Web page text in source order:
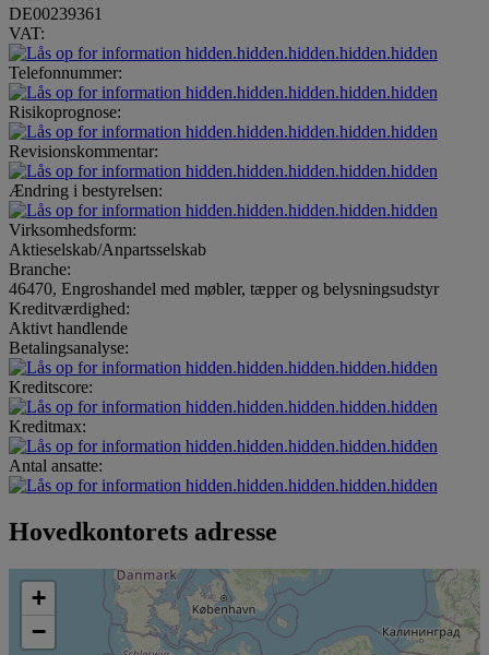
DE00239361
VAT:
hidden.hidden.hidden.hidden.hidden
Telefonnummer:
hidden.hidden.hidden.hidden.hidden
Risikoprognose:
hidden.hidden.hidden.hidden.hidden
Revisionskommentar:
hidden.hidden.hidden.hidden.hidden
Ændring i bestyrelsen:
hidden.hidden.hidden.hidden.hidden
Virksomhedsform:
Aktieselskab/Anpartsselskab
Branche:
46470, Engroshandel med møbler, tæpper og belysningsudstyr
Kreditværdighed:
Aktivt handlende
Betalingsanalyse:
hidden.hidden.hidden.hidden.hidden
Kreditscore:
hidden.hidden.hidden.hidden.hidden
Kreditmax:
hidden.hidden.hidden.hidden.hidden
Antal ansatte:
hidden.hidden.hidden.hidden.hidden
Hovedkontorets adresse
+
−